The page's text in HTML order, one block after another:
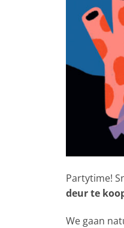
Partytime!
deur te
We gaan